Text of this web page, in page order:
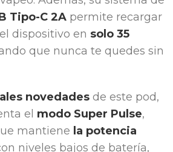
Tipo-C 2A permite recargar
dispositivo en solo 35
que nunca te quedes sin
novedades de este pod,
el modo Super Pulse,
mantiene la potencia
niveles bajos de batería,